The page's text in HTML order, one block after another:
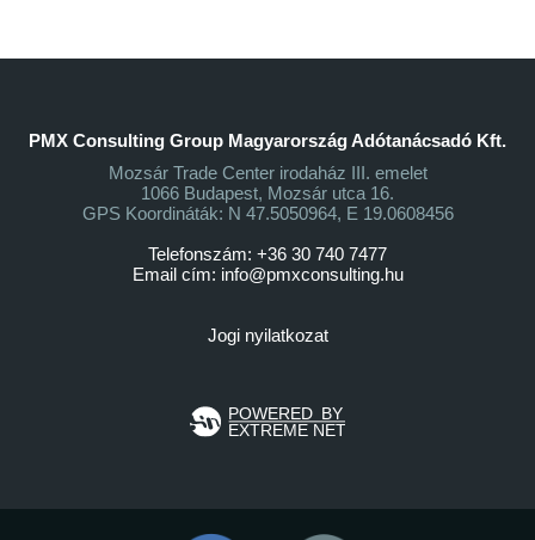
PMX Consulting Group Magyarország Adótanácsadó Kft.
Mozsár Trade Center irodaház III. emelet
1066 Budapest, Mozsár utca 16.
GPS Koordináták: N 47.5050964, E 19.0608456
Telefonszám: +36 30 740 7477
Email cím: info@pmxconsulting.hu
Jogi nyilatkozat